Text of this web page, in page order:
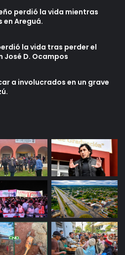
perdió la vida mientras
Areguá.
la vida tras perder el
José D. Ocampos
a involucrados en un grave